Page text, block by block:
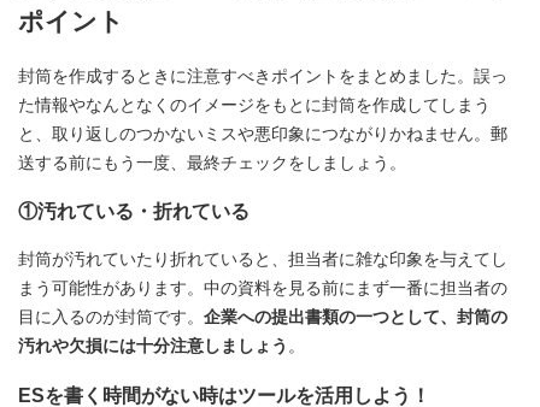
ポイント
封筒を作成するときに注意すべきポイントをまとめました。誤っ
た情報やなんとなくのイメージをもとに封筒を作成してしまう
と、取り返しのつかないミスや悪印象につながりかねません。郵
送する前にもう一度、最終チェックをしましょう。
①汚れている・折れている
封筒が汚れていたり折れていると、担当者に雑な印象を与えてし
まう可能性があります。中の資料を見る前にまず一番に担当者の
目に入るのが封筒です。 企業への提出書類の一つとして、封筒の
汚れや欠損には十分注意しましょう 。
ESを書く時間がない時はツールを活用しよう！